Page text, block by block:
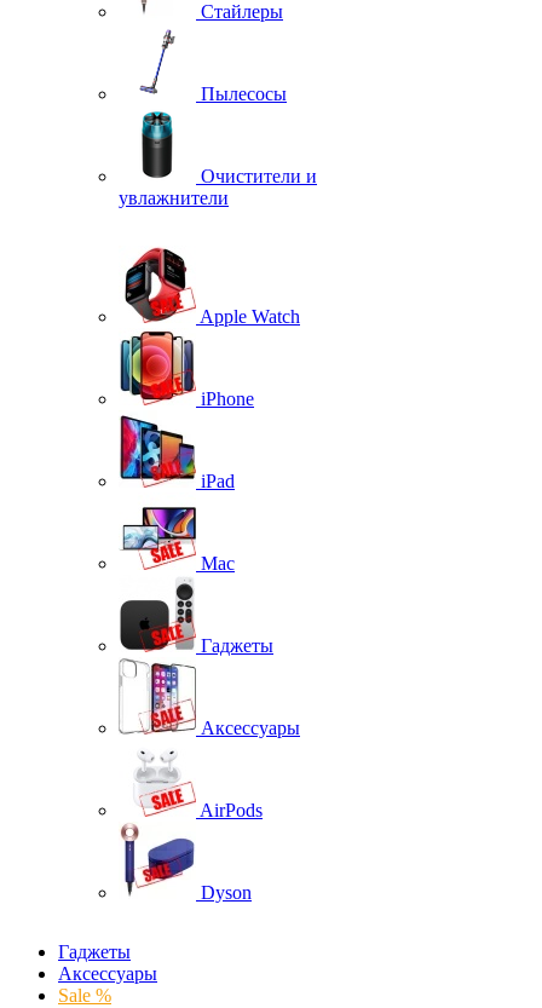
Стайлеры
Пылесосы
Очистители и
увлажнители
Apple Watch
iPhone
iPad
Mac
Гаджеты
Аксессуары
AirPods
Dyson
Гаджеты
Аксессуары
Sale %